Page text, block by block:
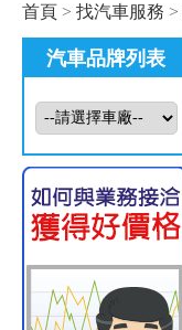
首頁 > 找汽車服務 >
汽車品牌列表